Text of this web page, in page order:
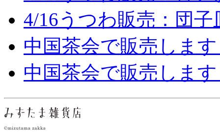
4/16うつわ販売：団子
中国茶会で販売しま
中国茶会で販売しま